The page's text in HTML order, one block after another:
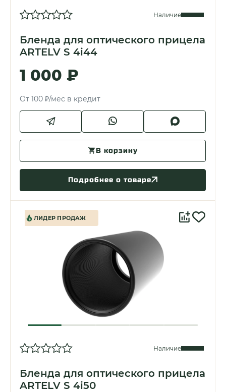
Наличие
Бленда для оптического прицела
ARTELV S 4i44
1 000 ₽
От 100 ₽/мес в кредит
В корзину
Подробнее о товаре
ЛИДЕР ПРОДАЖ
Наличие
Бленда для оптического прицела
ARTELV S 4i50